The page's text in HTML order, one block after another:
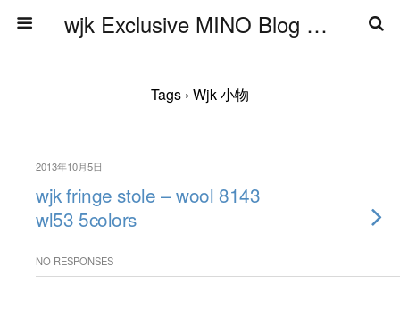
wjk Exclusive MINO Blog ブログ
Tags › Wjk 小物
2013年10月5日
wjk fringe stole – wool 8143
wl53 5colors
NO RESPONSES